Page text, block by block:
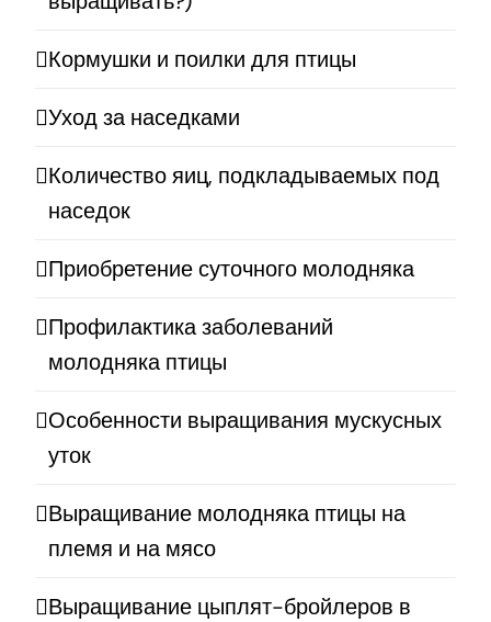
Кормушки и поилки для птицы
Уход за наседками
Количество яиц, подкладываемых под
наседок
Приобретение суточного молодняка
Профилактика заболеваний
молодняка птицы
Особенности выращивания мускусных
уток
Выращивание молодняка птицы на
племя и на мясо
Выращивание цыплят-бройлеров в